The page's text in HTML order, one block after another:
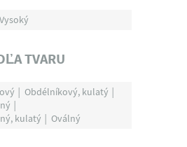
Vysoký
TVARU
Obdélníkový, kulatý
kulatý
Oválný